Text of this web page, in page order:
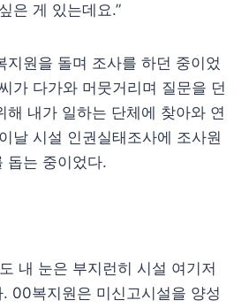
은 게 있는데요.”
지원을 돌며 조사를 하던 중이었
가 다가와 머뭇거리며 질문을 던
해 내가 일하는 단체에 찾아와 연
날 시설 인권실태조사에 조사원
돕는 중이었다.
내 눈은 부지런히 시설 여기저
00복지원은 미신고시설을 양성